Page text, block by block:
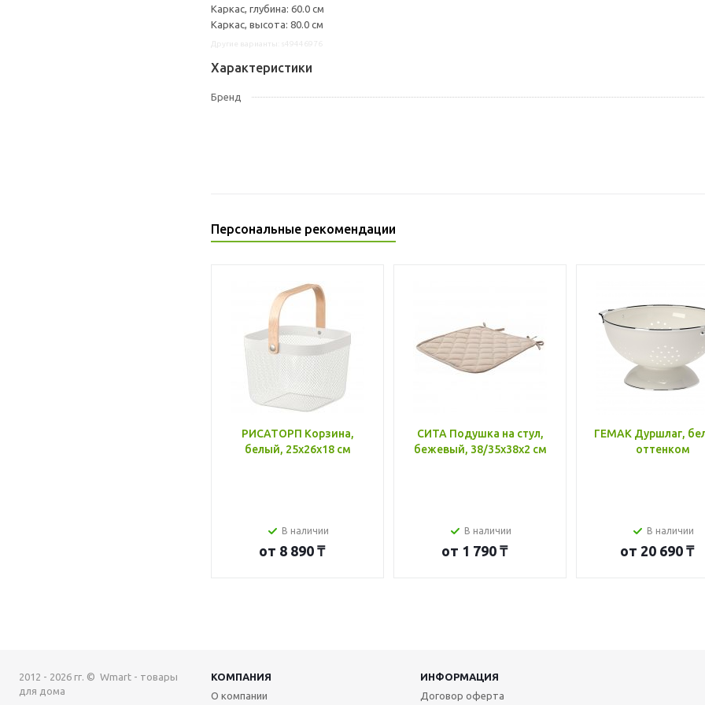
Каркас, глубина: 60.0 см
Каркас, высота: 80.0 см
Характеристики
Бренд
Персональные рекомендации
РИСАТОРП Корзина,
белый, 25x26x18 см
В наличии
от 8 890 ₸
СИТА Подушка на стул,
бежевый, 38/35x38x2 см
В наличии
от 1 790 ₸
ГЕМАК Дуршлаг,
оттенком
В наличии
от 20 690 ₸
2012 - 2026 гг. © Wmart - товары
для дома
КОМПАНИЯ
ИНФОРМАЦИЯ
О компании
Договор оферта